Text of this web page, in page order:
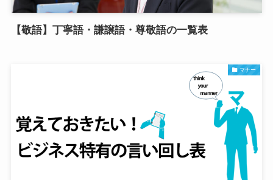
【敬語】丁寧語・謙譲語・尊敬語の一覧表
マナー